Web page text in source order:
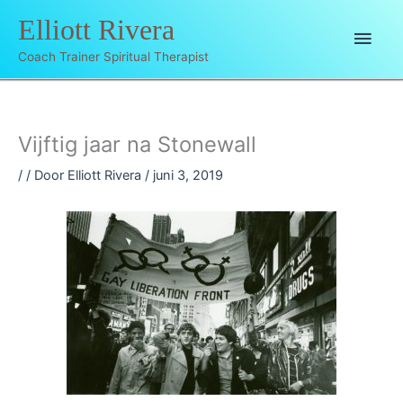
naar
inhoud
Elliott Rivera
Coach Trainer Spiritual Therapist
Vijftig jaar na Stonewall
/ / Door Elliott Rivera / juni 3, 2019